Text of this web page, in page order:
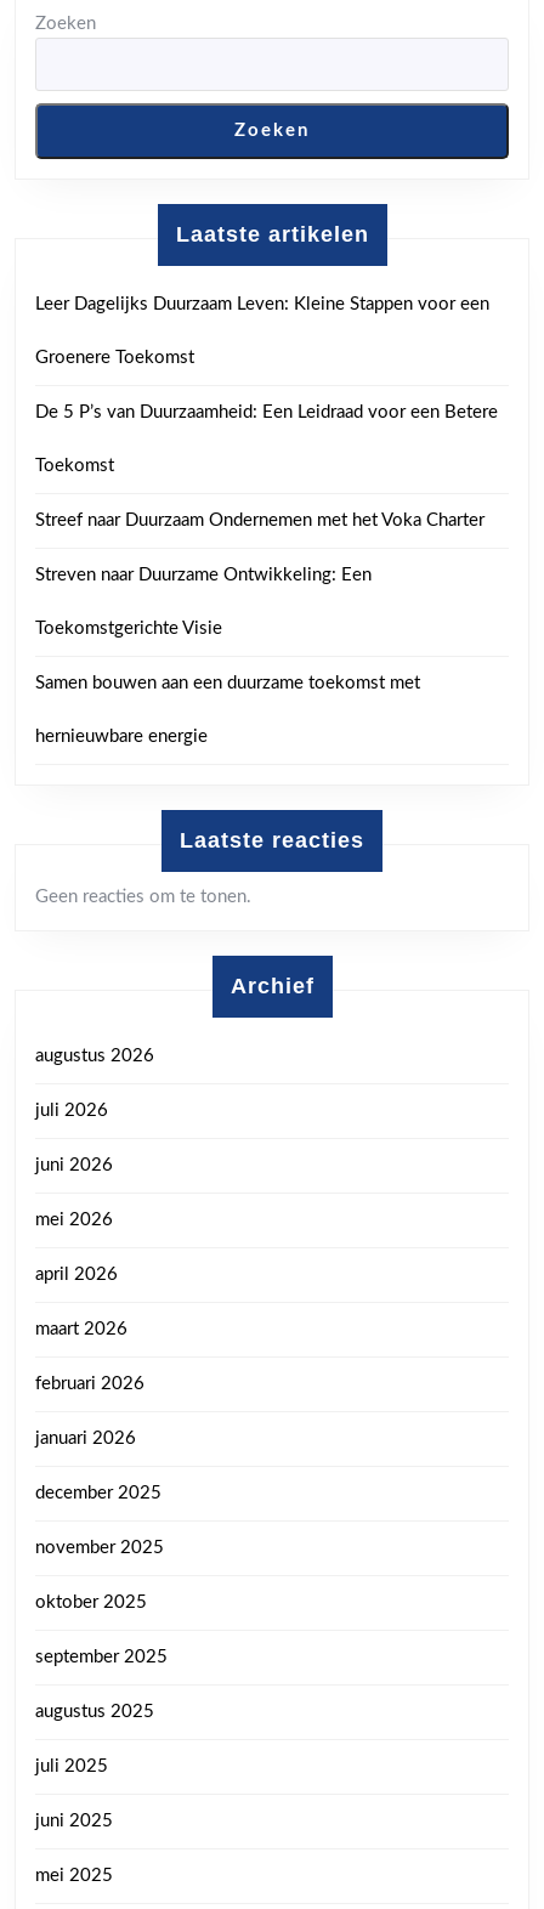
Zoeken
Zoeken
Laatste artikelen
Leer Dagelijks Duurzaam Leven: Kleine Stappen voor een
Groenere Toekomst
De 5 P’s van Duurzaamheid: Een Leidraad voor een Betere
Toekomst
Streef naar Duurzaam Ondernemen met het Voka Charter
Streven naar Duurzame Ontwikkeling: Een
Toekomstgerichte Visie
Samen bouwen aan een duurzame toekomst met
hernieuwbare energie
Laatste reacties
Geen reacties om te tonen.
Archief
augustus 2026
juli 2026
juni 2026
mei 2026
april 2026
maart 2026
februari 2026
januari 2026
december 2025
november 2025
oktober 2025
september 2025
augustus 2025
juli 2025
juni 2025
mei 2025